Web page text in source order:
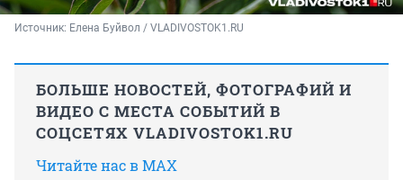
Источник: Елена Буйвол / VLADIVOSTOK1.RU
БОЛЬШЕ НОВОСТЕЙ, ФОТОГРАФИЙ И
ВИДЕО С МЕСТА СОБЫТИЙ В
СОЦСЕТЯХ VLADIVOSTOK1.RU
Читайте нас в MAX